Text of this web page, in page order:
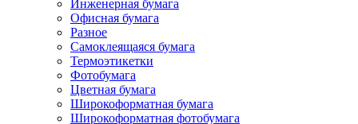
Инженерная бумага
Офисная бумага
Разное
Самоклеящаяся бумага
Термоэтикетки
Фотобумага
Цветная бумага
Широкоформатная бумага
Широкоформатная фотобумага